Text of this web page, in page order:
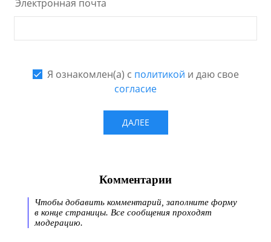
Комментарии
Чтобы добавить комментарий, заполните форму
в конце страницы. Все сообщения проходят
модерацию.